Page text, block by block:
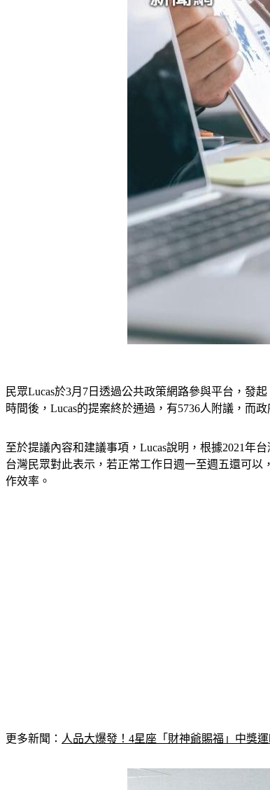
民眾Lucas於3月7日透過公共政策網路參與平台，發
時間後，Lucas的提案終於通過，有5736人附議，而
至於提議內容和建議事項，Lucas說明，根據2021年
台灣民眾對此表示，若正常工作日週一至週五還可
作效率。
更多新聞： 人品大爆發！4星座「財神爺賜福」中獎